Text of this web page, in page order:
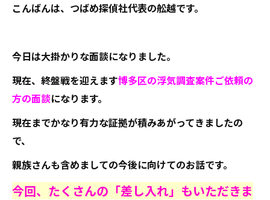
こんばんは、つばめ探偵社代表の舩越です。
今日は大掛かりな面談になりました。
現在、終盤戦を迎えます博多区の浮気調査案件ご依頼の
方の面談になります。
現在までかなり有力な証拠が積みあがってきましたの
で、
親族さんも含めましての今後に向けてのお話です。
今回、たくさんの「差し入れ」もいただきま